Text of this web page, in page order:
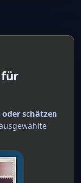
für
schätzen